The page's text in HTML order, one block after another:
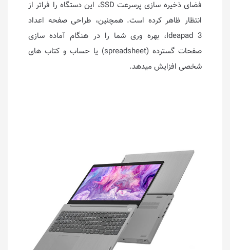
فضای ذخیره سازی پرسرعت SSD، این دستگاه را فراتر از
انتظار ظاهر کرده است. همچنین، طراحی صفحه اعداد
Ideapad 3، بهره وری شما را در هنگام آماده سازی
صفحات گسترده (spreadsheet) یا حساب و کتاب های
شخصی افزایش میدهد.